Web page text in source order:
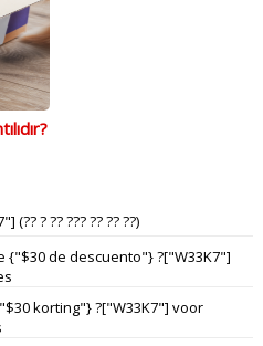
(?? ? ?? ??? ?? ?? ??)
{"$30 de descuento"} ?["W33K7"]
korting"} ?["W33K7"] voor